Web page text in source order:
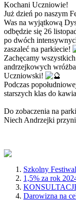
Kochani Uczniowie!
Już dzień po naszym
Was na wyjątkową
odbędzie się 26
po dwóch
zaszaleć na parkiecie!
Zachęcamy
andrzejkowych
Uczniowski!
Podczas
starszych klas do
Do zobaczenia na
Niech Andrzejki
Szkolny
1,5% za rok
Darowizna na